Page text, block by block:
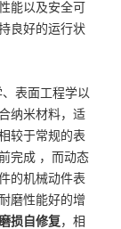
能以及安全可
良好的运行状
表面工程学以
纳米材料，适
较于常规的表
完成 ，而动态
的机械动件表
磨性能好的增
磨损自修复 ，相